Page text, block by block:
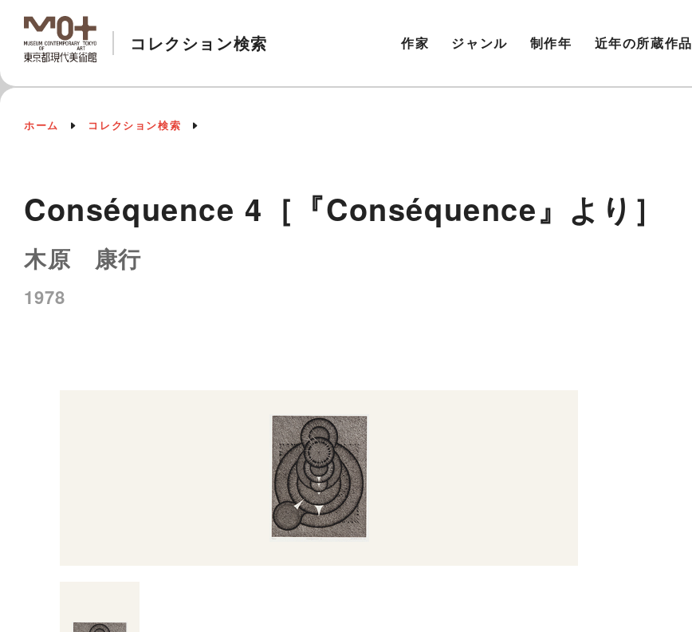
コレクション検索 作家 ジャンル 制作年 近年の所蔵作品
ホーム コレクション検索
Conséquence 4［『Conséquence』より］
木原 康行
1978